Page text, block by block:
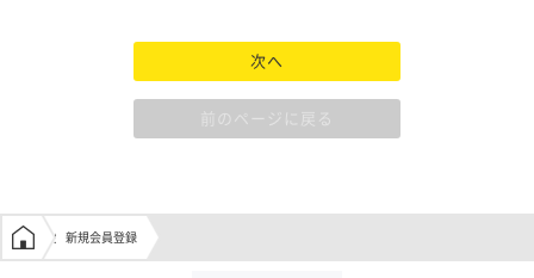
次へ
前のページに戻る
学生の窓口トップ
新規会員登録